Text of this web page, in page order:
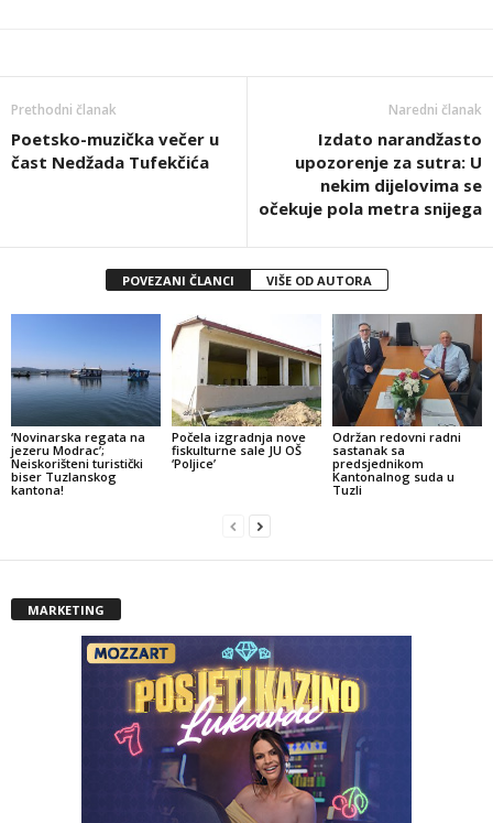
Prethodni članak
Poetsko-muzička večer u
čast Nedžada Tufekčića
Naredni članak
Izdato narandžasto
upozorenje za sutra: U
nekim dijelovima se
očekuje pola metra snijega
POVEZANI ČLANCI VIŠE OD AUTORA
‘Novinarska regata na
jezeru Modrac’;
Neiskorišteni turistički
biser Tuzlanskog
kantona!
Počela izgradnja nove
fiskulturne sale JU OŠ
‘Poljice’
Održan redovni radni
sastanak sa
predsjednikom
Kantonalnog suda u
Tuzli
MARKETING